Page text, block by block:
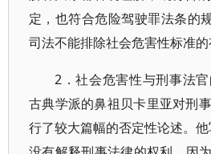
定，也符合危险驾驶罪法条的
司法不能排除社会危害性标准的
2．社会危害性与刑事法
古典学派的鼻祖贝卡里亚对刑
行了较大篇幅的否定性论述。